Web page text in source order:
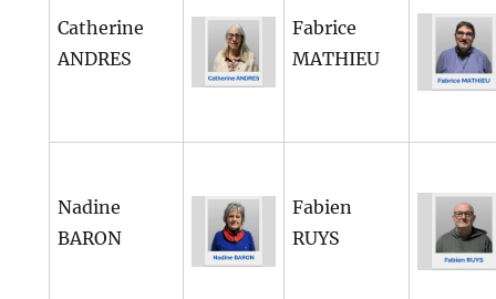
Catherine
ANDRES
Fabrice
MATHIEU
Nadine
BARON
Fabien
RUYS